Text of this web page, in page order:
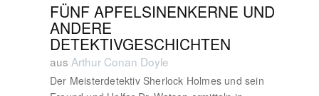
FÜNF APFELSINENKERNE UND
ANDERE
DETEKTIVGESCHICHTEN
aus Arthur Conan Doyle
Der Meisterdetektiv Sherlock Holmes und sein